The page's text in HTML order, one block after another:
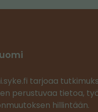
tarjoaa
perustuvaa tietoa,
hillintään.